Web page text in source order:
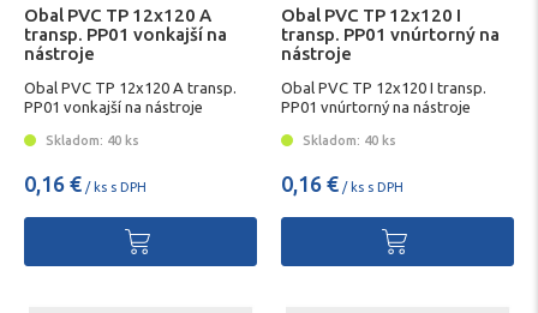
Obal PVC TP 12x120 A
transp. PP01 vonkajší na
nástroje
Obal PVC TP 12x120 A transp.
PP01 vonkajší na nástroje
Skladom: 40 ks
0,16 € / ks s DPH
Obal PVC TP 12x120 I
transp. PP01 vnúrtorný na
nástroje
Obal PVC TP 12x120 I transp.
PP01 vnúrtorný na nástroje
Skladom: 40 ks
0,16 € / ks s DPH